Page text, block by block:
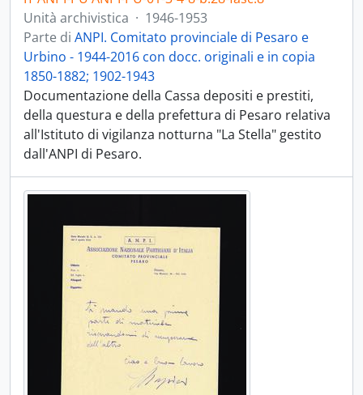
Unità archivistica · 1946-1953
Parte di ANPI. Comitato provinciale di Pesaro e
Urbino - 1944-2016 con docc. originali e in copia
1850-1882; 1902-1943
Documentazione della Cassa depositi e prestiti,
della questura e della prefettura di Pesaro relativa
all'Istituto di vigilanza notturna "La Stella" gestito
dall'ANPI di Pesaro.